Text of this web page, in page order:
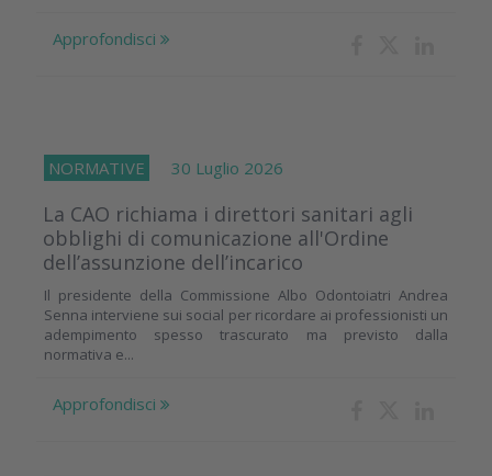
Approfondisci
NORMATIVE 30 Luglio 2026
La CAO richiama i direttori sanitari agli
obblighi di comunicazione all'Ordine
dell’assunzione dell’incarico
Il presidente della Commissione Albo Odontoiatri Andrea
Senna interviene sui social per ricordare ai professionisti un
adempimento spesso trascurato ma previsto dalla
normativa e...
Approfondisci